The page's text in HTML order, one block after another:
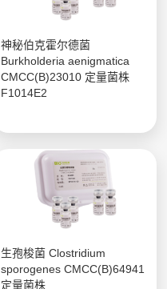
神秘伯克霍尔德菌
Burkholderia aenigmatica
CMCC(B)23010 定量菌株
F1014E2
生孢梭菌 Clostridium
sporogenes CMCC(B)64941
定量菌株